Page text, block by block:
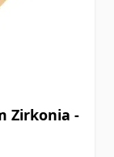
Zirkonia -